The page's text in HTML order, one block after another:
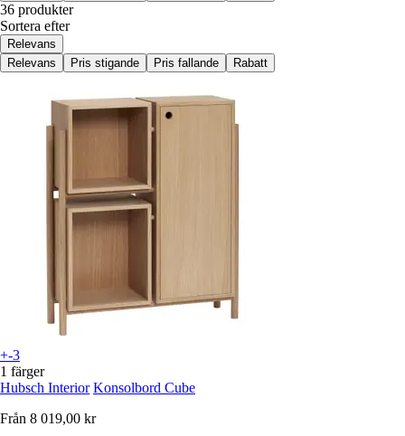
36 produkter
Sortera efter
Relevans
Relevans
Pris stigande Pris fallande Rabatt
+-3
1 färger
Hubsch Interior Konsolbord Cube
Från 8 019,00 kr